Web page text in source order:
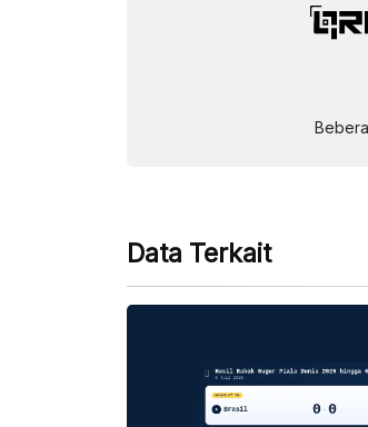
Data Terkait